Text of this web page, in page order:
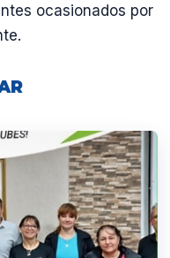
ocasionados por